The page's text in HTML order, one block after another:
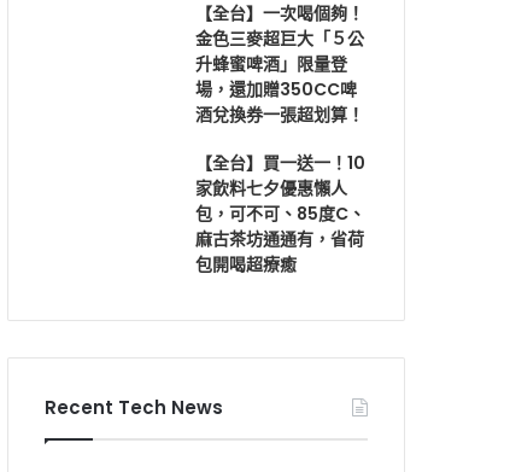
【全台】一次喝個夠！
金色三麥超巨大「５公
升蜂蜜啤酒」限量登
場，還加贈350CC啤
酒兌換券一張超划算！
【全台】買一送一！10
家飲料七夕優惠懶人
包，可不可、85度C、
麻古茶坊通通有，省荷
包開喝超療癒
Recent Tech News